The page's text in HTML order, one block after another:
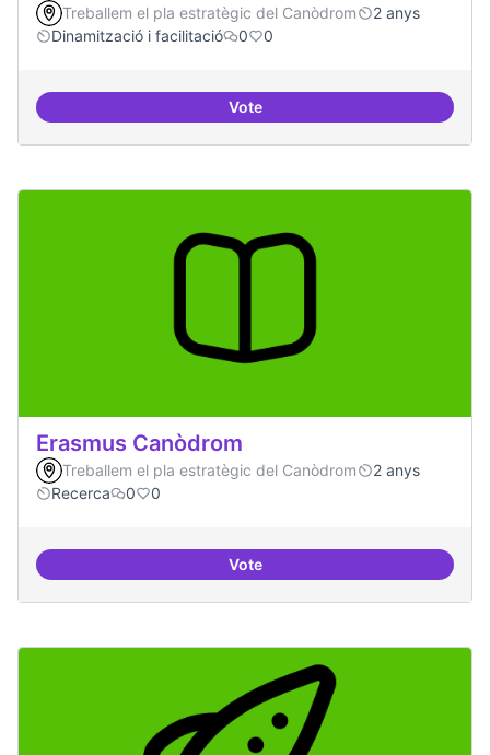
Treballem el pla estratègic del Canòdrom
2 anys
Dinamització i facilitació
0 0
VoteIncubadora d'ILPs
Erasmus Canòdrom
Treballem el pla estratègic del Canòdrom
2 anys
Recerca
0 0
VoteErasmus Canòdrom